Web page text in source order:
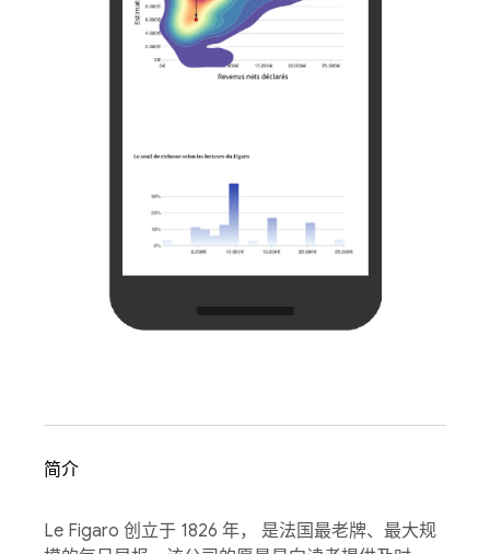
简介
Le Figaro 创立于 1826 年， 是法国最老牌、最大规